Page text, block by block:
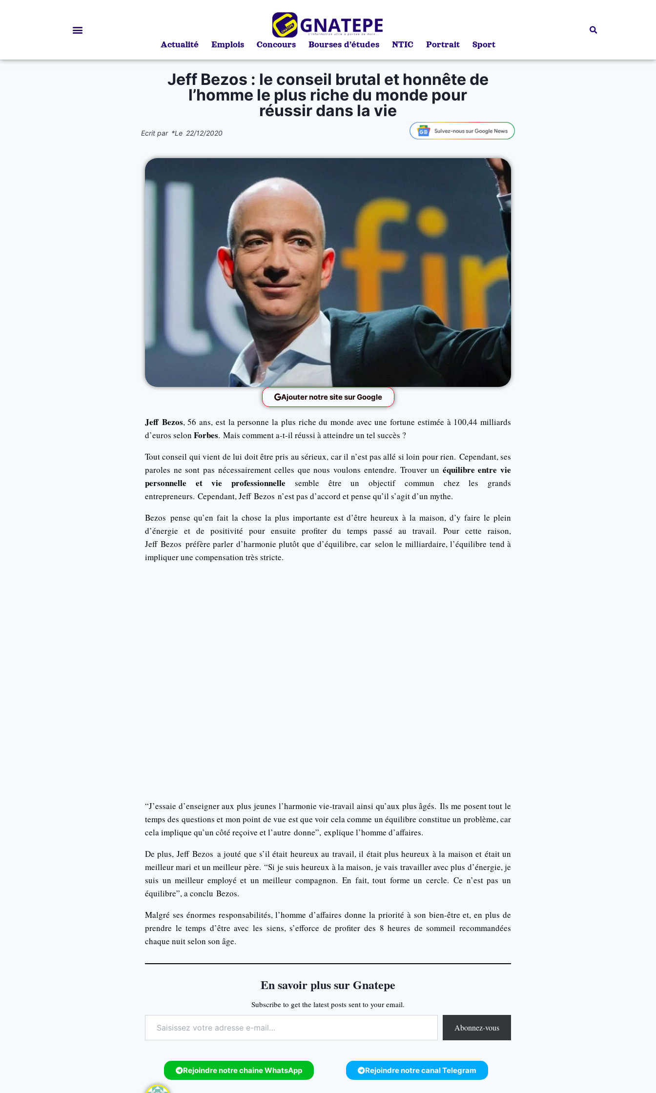
Actualité Emplois Concours Bourses d’études NTIC Portrait Sport
Jeff Bezos : le conseil brutal et honnête de
l’homme le plus riche du monde pour
réussir dans la vie
Ecrit par *Le 22/12/2020
Ajouter notre site sur Google
Jeff Bezos, 56 ans, est la personne la plus riche du monde avec une fortune estimée à 100,44 milliards
d’euros selon Forbes. Mais comment a-t-il réussi à atteindre un tel succès ?
Tout conseil qui vient de lui doit être pris au sérieux, car il n’est pas allé si loin pour rien. Cependant, ses
paroles ne sont pas nécessairement celles que nous voulons entendre. Trouver un équilibre entre vie
personnelle et vie professionnelle semble être un objectif commun chez les grands
entrepreneurs. Cependant, Jeff Bezos n’est pas d’accord et pense qu’il s’agit d’un mythe.
Bezos pense qu’en fait la chose la plus importante est d’être heureux à la maison, d’y faire le plein
d’énergie et de positivité pour ensuite profiter du temps passé au travail. Pour cette raison,
JeffBezos préfère parler d’harmonie plutôt que d’équilibre, car selon le milliardaire, l’équilibre tend à
impliquer une compensation très stricte.
“J’essaie d’enseigner aux plus jeunes l’harmonie vie-travail ainsi qu’aux plus âgés. Ils me posent tout le
temps des questions et mon point de vue est que voir cela comme un équilibre constitue un problème, car
cela implique qu’un côté reçoive et l’autre donne”, explique l’homme d’affaires.
De plus, JeffBezos a jouté que s’il était heureux au travail, il était plus heureux à la maison et était un
meilleur mari et un meilleur père. “Si je suis heureux à la maison, je vais travailler avec plus d’énergie, je
suis un meilleur employé et un meilleur compagnon. En fait, tout forme un cercle. Ce n’est pas un
équilibre”, a conclu Bezos.
Malgré ses énormes responsabilités, l’homme d’affaires donne la priorité à son bien-être et, en plus de
prendre le temps d’être avec les siens, s’efforce de profiter des 8 heures de sommeil recommandées
chaque nuit selon son âge.
En savoir plus sur Gnatepe
Subscribe to get the latest posts sent to your email.
Abonnez-vous
Rejoindre notre chaine WhatsApp Rejoindre notre canal Telegram